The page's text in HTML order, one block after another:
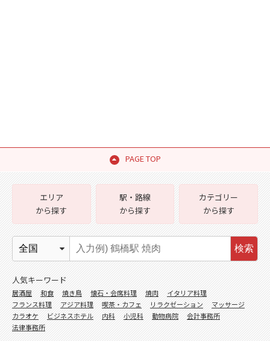
PAGE TOP
エリア
から探す
駅・路線
から探す
カテゴリー
から探す
検索
人気キーワード
居酒屋 和食 焼き鳥 懐石・会席料理 焼肉
イタリア料理
フランス料理
アジア料理 喫茶・カフェ リラクゼーション
マッサージ
カラオケ
ビジネスホテル 内科 小児科 動物病院
会計事務所
法律事務所